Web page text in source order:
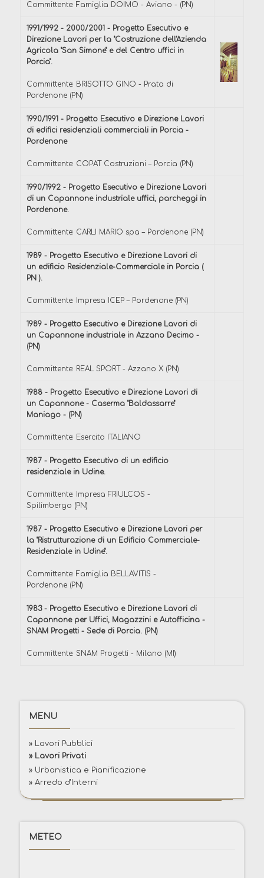
Committente: Famiglia DOIMO - Aviano - (PN)
1991/1992 - 2000/2001 - Progetto Esecutivo e
Direzione Lavori per la "Costruzione dell'Azienda
Agricola "San Simone" e del Centro uffici in
Porcia".
Committente: BRISOTTO GINO - Prata di
Pordenone (PN)
1990/1991 - Progetto Esecutivo e Direzione Lavori
di edifici residenziali commerciali in Porcia -
Pordenone
Committente: COPAT Costruzioni – Porcia (PN)
1990/1992 - Progetto Esecutivo e Direzione Lavori
di un Capannone industriale uffici, parcheggi in
Pordenone.
Committente: CARLI MARIO spa – Pordenone (PN)
1989 - Progetto Esecutivo e Direzione Lavori di
un edificio Residenziale-Commerciale in Porcia (
PN ).
Committente: Impresa ICEP – Pordenone (PN)
1989 - Progetto Esecutivo e Direzione Lavori di
un Capannone industriale in Azzano Decimo -
(PN)
Committente: REAL SPORT - Azzano X (PN)
1988 - Progetto Esecutivo e Direzione Lavori di
un Capannone - Caserma "Baldassarre"
Maniago - (PN)
Committente: Esercito ITALIANO
1987 - Progetto Esecutivo di un edificio
residenziale in Udine.
Committente: Impresa FRIULCOS -
Spilimbergo (PN)
1987 - Progetto Esecutivo e Direzione Lavori per
la "Ristrutturazione di un Edificio Commerciale-
Residenziale in Udine".
Committente: Famiglia BELLAVITIS -
Pordenone (PN)
1983 - Progetto Esecutivo e Direzione Lavori di
Capannone per Uffici, Magazzini e Autofficina -
SNAM Progetti - Sede di Porcia. (PN)
Committente: SNAM Progetti - Milano (MI)
MENU
» Lavori Pubblici
» Lavori Privati
» Urbanistica e Pianificazione
» Arredo d'Interni
METEO